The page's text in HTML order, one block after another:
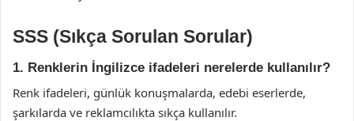
SSS (Sıkça Sorulan Sorular)
1. Renklerin İngilizce ifadeleri nerelerde kullanılır?
Renk ifadeleri, günlük konuşmalarda, edebi eserlerde,
şarkılarda ve reklamcılıkta sıkça kullanılır.